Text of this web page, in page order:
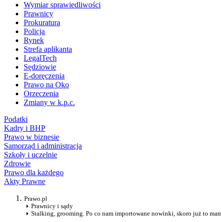
Wymiar sprawiedliwości
Prawnicy
Prokuratura
Policja
Rynek
Strefa aplikanta
LegalTech
Sędziowie
E-doręczenia
Prawo na Oko
Orzeczenia
Zmiany w k.p.c.
Podatki
Kadry i BHP
Prawo w biznesie
Samorząd i administracja
Szkoły i uczelnie
Zdrowie
Prawo dla każdego
Akty Prawne
Prawo.pl
Prawnicy i sądy
Stalking, grooming. Po co nam importowane nowinki, skoro już to